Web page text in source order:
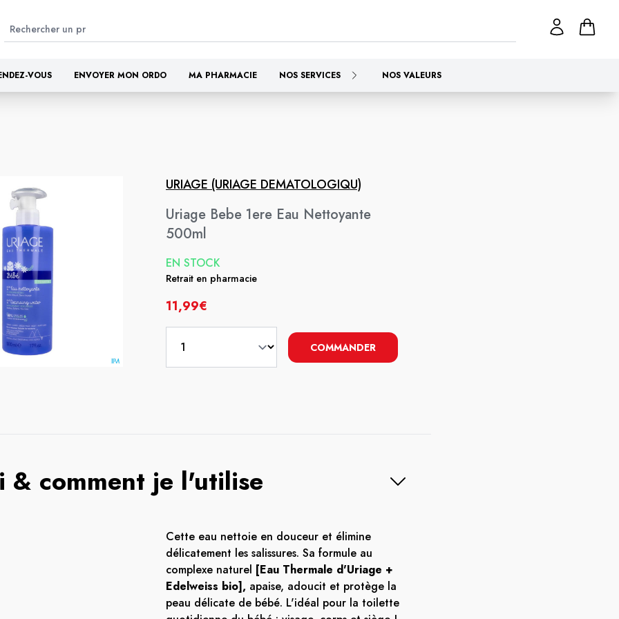
VOUS ENVOYER MON ORDO MA PHARMACIE NOS SERVICES NOS VALEURS
URIAGE (URIAGE DEMATOLOGIQU)
Uriage Bebe 1ere Eau Nettoyante
500ml
EN STOCK
Retrait en pharmacie
11,99€
COMMANDER
& comment je l'utilise
Cette eau nettoie en douceur et élimine
délicatement les salissures. Sa formule au
complexe naturel [Eau Thermale d'Uriage +
Edelweiss bio], apaise, adoucit et protège la
peau délicate de bébé. L'idéal pour la toilette